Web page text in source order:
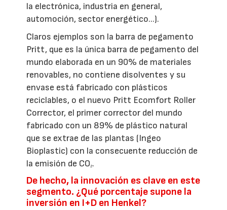
la electrónica, industria en general,
automoción, sector energético...).
Claros ejemplos son la barra de pegamento
Pritt, que es la única barra de pegamento del
mundo elaborada en un 90% de materiales
renovables, no contiene disolventes y su
envase está fabricado con plásticos
reciclables, o el nuevo Pritt Ecomfort Roller
Corrector, el primer corrector del mundo
fabricado con un 89% de plástico natural
que se extrae de las plantas (Ingeo
Bioplastic) con la consecuente reducción de
la emisión de CO2.
De hecho, la innovación es clave en este
segmento. ¿Qué porcentaje supone la
inversión en I+D en Henkel?